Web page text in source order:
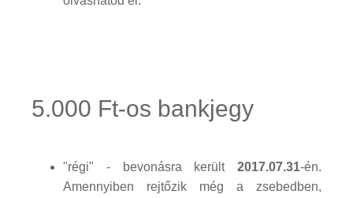
5.000 Ft-os bankjegy
"régi" - bevonásra került 2017.07.31-én.
Amennyiben rejtőzik még a zsebedben,